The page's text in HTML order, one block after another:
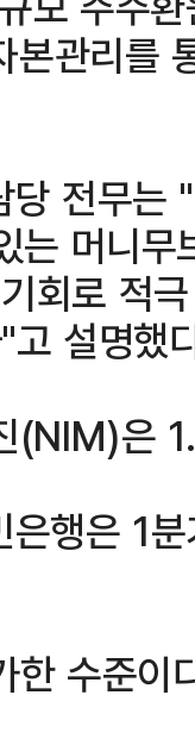
관리를
전무는
는 머니무
회로 적
고 설명했
(NIM)은
행은 1
한 수준이